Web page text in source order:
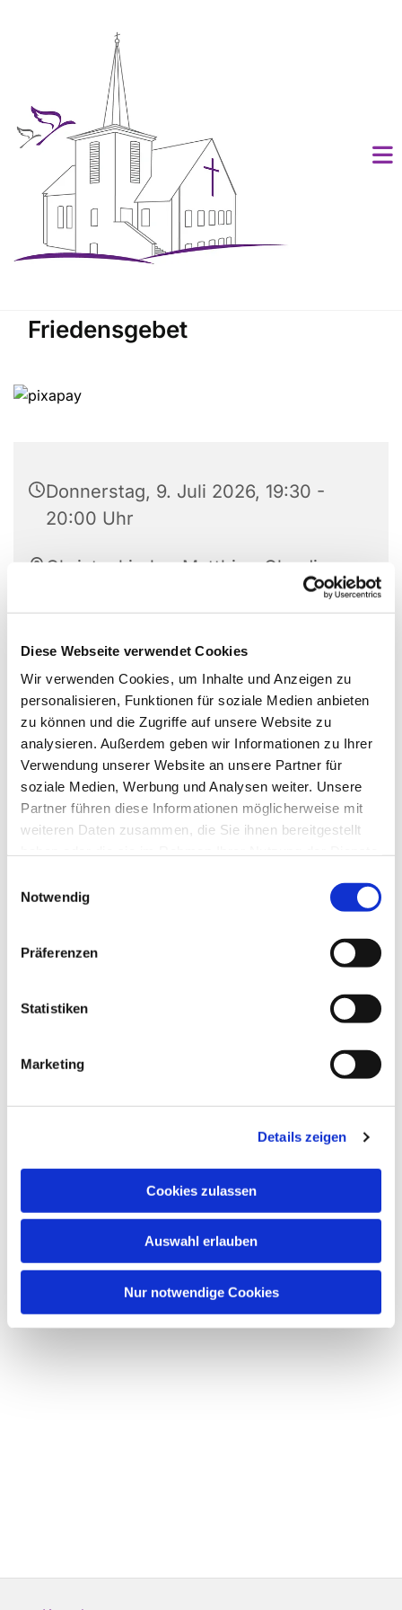
Diese Webseite verwendet Cookies
Wir verwenden Cookies, um Inhalte und Anzeigen zu
personalisieren, Funktionen für soziale Medien anbieten
zu können und die Zugriffe auf unsere Website zu
analysieren. Außerdem geben wir Informationen zu Ihrer
Verwendung unserer Website an unsere Partner für
soziale Medien, Werbung und Analysen weiter. Unsere
Partner führen diese Informationen möglicherweise mit
weiteren Daten zusammen, die Sie ihnen bereitgestellt
Notwendig
Präferenzen
Statistiken
Marketing
Details zeigen
Cookies zulassen
Auswahl erlauben
Nur notwendige Cookies
Friedensgebet
Donnerstag, 9. Juli 2026, 19:30 -
20:00 Uhr
Christuskirche, Matthias-Claudius-